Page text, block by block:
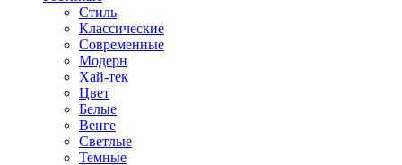
Стиль
Классические
Современные
Модерн
Хай-тек
Цвет
Белые
Венге
Светлые
Темные